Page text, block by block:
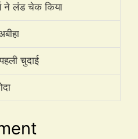
ने लंड चेक किया
चुदाई